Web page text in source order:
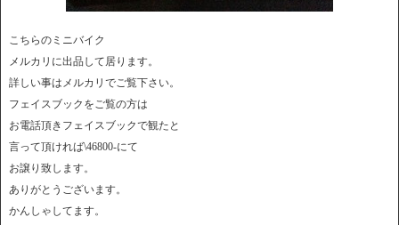
こちらのミニバイク
メルカリに出品して居ります。
詳しい事はメルカリでご覧下さい。
フェイスブックをご覧の方は
お電話頂きフェイスブックで観たと
言って頂ければ\46800-にて
お譲り致します。
ありがとうございます。
かんしゃしてます。